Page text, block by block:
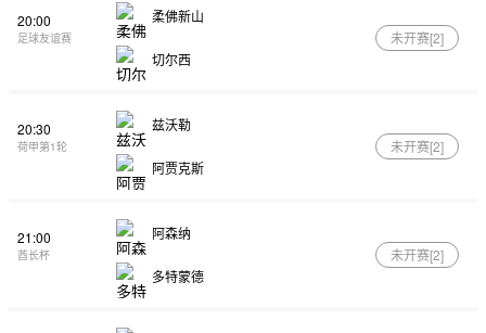
20:00
足球友谊赛
柔佛新山
切尔西
未开赛[2]
20:30
荷甲第1轮
兹沃勒
阿贾克斯
未开赛[2]
21:00
酋长杯
阿森纳
多特蒙德
未开赛[2]